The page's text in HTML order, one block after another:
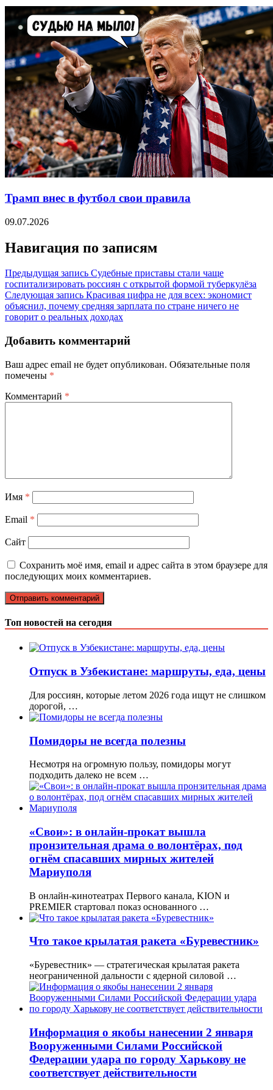
Трамп внес в футбол свои правила
09.07.2026
Навигация по записям
Предыдущая запись Судебные приставы стали чаще
госпитализировать россиян с открытой формой туберкулёза
Следующая запись Красивая цифра не для всех: экономист
объяснил, почему средняя зарплата по стране ничего не
говорит о реальных доходах
Добавить комментарий
Ваш адрес email не будет опубликован. Обязательные поля
помечены *
Комментарий *
Имя *
Email *
Сайт
Сохранить моё имя, email и адрес сайта в этом браузере для
последующих моих комментариев.
Топ новостей на сегодня
Отпуск в Узбекистане: маршруты, еда, цены
Для россиян, которые летом 2026 года ищут не слишком
дорогой, …
Помидоры не всегда полезны
Несмотря на огромную пользу, помидоры могут
подходить далеко не всем …
«Свои»: в онлайн-прокат вышла
пронзительная драма о волонтёрах, под
огнём спасавших мирных жителей
Мариуполя
В онлайн-кинотеатрах Первого канала, KION и
PREMIER стартовал показ основанного …
Что такое крылатая ракета «Буревестник»
«Буревестник» — стратегическая крылатая ракета
неограниченной дальности с ядерной силовой …
Информация о якобы нанесении 2 января
Вооруженными Силами Российской
Федерации удара по городу Харькову не
соответствует действительности